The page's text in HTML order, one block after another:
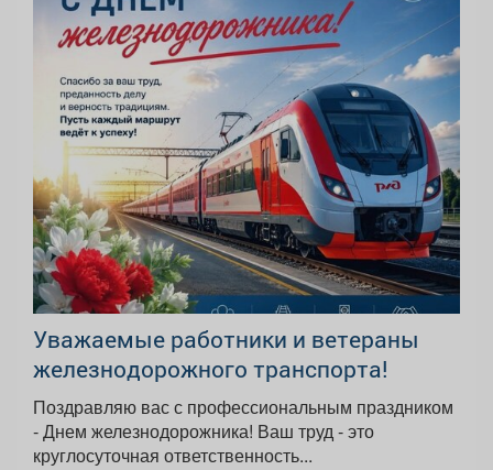
Уважаемые работники и ветераны
железнодорожного транспорта!
Поздравляю вас с профессиональным праздником
- Днем железнодорожника! Ваш труд - это
круглосуточная ответственность...